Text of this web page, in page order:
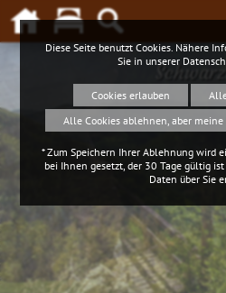
Diese Seite benutzt Cookies. Nähere
Sie in unserer
Cookies erlauben
Alle Cookies ablehnen, aber
* Zum Speichern Ihrer Ablehnung wird
bei Ihnen gesetzt, der 30 Tage gültig
Daten über Sie